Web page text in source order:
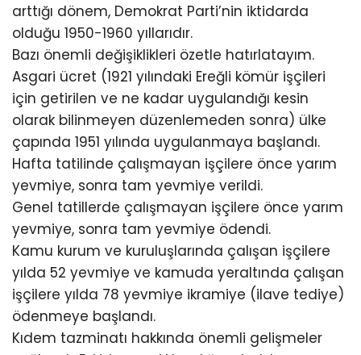
arttığı dönem, Demokrat Parti’nin iktidarda
olduğu 1950-1960 yıllarıdır.
Bazı önemli değişiklikleri özetle hatırlatayım.
Asgari ücret (1921 yılındaki Ereğli kömür işçileri
için getirilen ve ne kadar uygulandığı kesin
olarak bilinmeyen düzenlemeden sonra) ülke
çapında 1951 yılında uygulanmaya başlandı.
Hafta tatilinde çalışmayan işçilere önce yarım
yevmiye, sonra tam yevmiye verildi.
Genel tatillerde çalışmayan işçilere önce yarım
yevmiye, sonra tam yevmiye ödendi.
Kamu kurum ve kuruluşlarında çalışan işçilere
yılda 52 yevmiye ve kamuda yeraltında çalışan
işçilere yılda 78 yevmiye ikramiye (ilave tediye)
ödenmeye başlandı.
Kıdem tazminatı hakkında önemli gelişmeler